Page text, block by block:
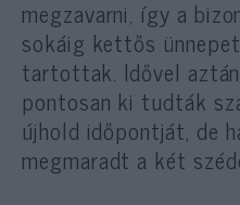
megzavarni, így a
sokáig kettős
tartottak. Idővel
pontosan ki tudták
újhold időpontját, de
megmaradt a két